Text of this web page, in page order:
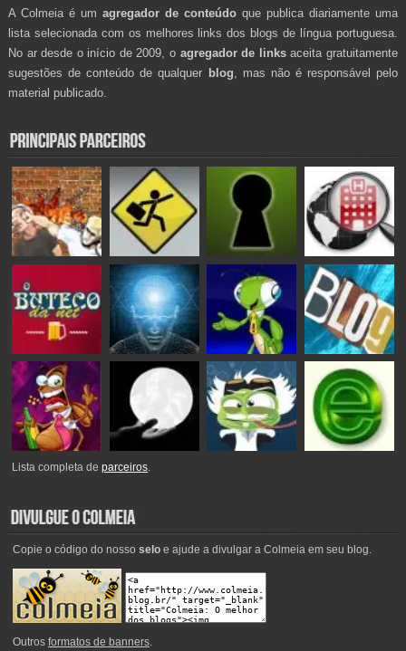
A Colmeia é um agregador de conteúdo que publica diariamente uma
lista selecionada com os melhores links dos blogs de língua portuguesa.
No ar desde o início de 2009, o agregador de linksaceita gratuitamente
sugestões de conteúdo de qualquer blog , mas não é responsável pelo
material publicado.
Lista completa deparceiros.
Copie o código do nosso seloe ajude a divulgar a Colmeia em seu blog.
Outros formatos de banners.